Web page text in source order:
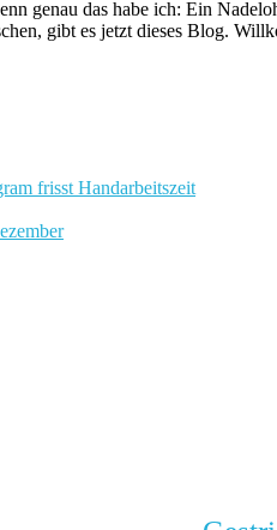
genau das habe ich: Ein
gibt es jetzt dieses Blog.
frisst Handarbeitszeit